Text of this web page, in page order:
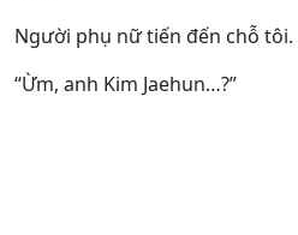
Người phụ nữ tiến đến chỗ tôi.
“Ừm, anh Kim Jaehun…?”